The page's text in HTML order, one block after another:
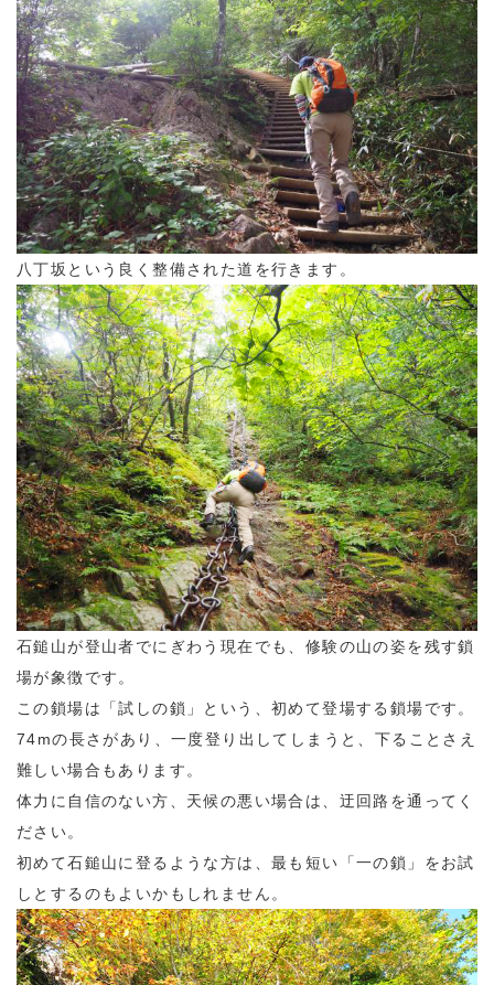
八丁坂という良く整備された道を行きます。
石鎚山が登山者でにぎわう現在でも、修験の山の姿を残す鎖
場が象徴です。
この鎖場は「試しの鎖」という、初めて登場する鎖場です。
74mの長さがあり、一度登り出してしまうと、下ることさえ
難しい場合もあります。
体力に自信のない方、天候の悪い場合は、迂回路を通ってく
ださい。
初めて石鎚山に登るような方は、最も短い「一の鎖」をお試
しとするのもよいかもしれません。